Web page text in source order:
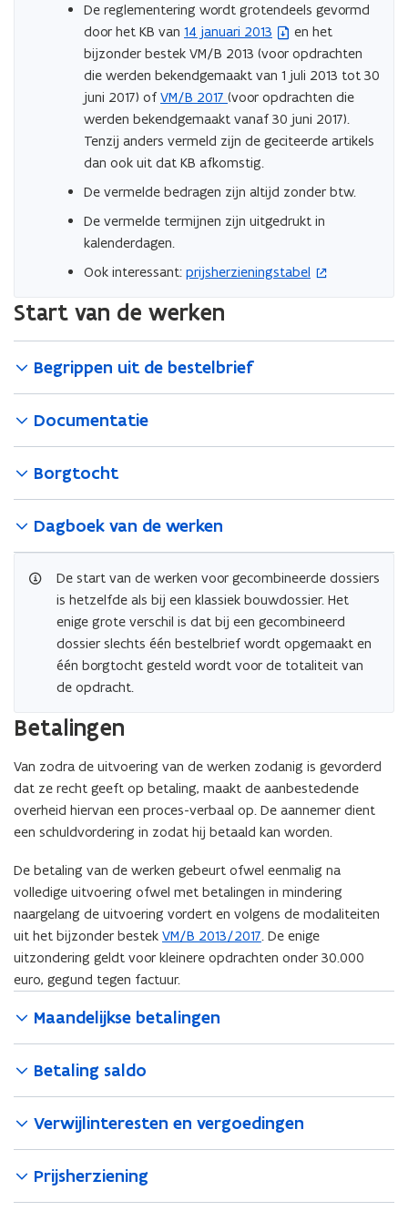
De reglementering wordt grotendeels gevormd
door het KB van 14 januari 2013
(
b
e
s
t
a
n
d
p
n
i
n
n
w
s
t
e
r
)
en het
bijzonder bestek VM/B 2013 (voor opdrachten
die werden bekendgemaakt van 1 juli 2013 tot 30
juni 2017) ofVM/B 2017 (voor opdrachten die
werden bekendgemaakt vanaf 30 juni 2017).
Tenzij anders vermeld zijn de geciteerde artikels
dan ook uit dat KB afkomstig.
De vermelde bedragen zijn altijd zonder btw.
De vermelde termijnen zijn uitgedrukt in
kalenderdagen.
Ook interessant: prijsherzieningstabel
(
p
e
n
n
w
v
e
n
s
t
e
Start van de werken
Begrippen uit de bestelbrief
Documentatie
Borgtocht
Dagboek van de werken
De start van de werken voor gecombineerde dossiers
is hetzelfde als bij een klassiek bouwdossier. Het
enige grote verschil is dat bij een gecombineerd
dossier slechts één bestelbrief wordt opgemaakt en
één borgtocht gesteld wordt voor de totaliteit van
de opdracht.
Betalingen
Van zodra de uitvoering van de werken zodanig is gevorderd
dat ze recht geeft op betaling, maakt de aanbestedende
overheid hiervan een proces-verbaal op. De aannemer dient
een schuldvordering in zodat hij betaald kan worden.
De betaling van de werken gebeurt ofwel eenmalig na
volledige uitvoering ofwel met betalingen in mindering
naargelang de uitvoering vordert en volgens de modaliteiten
uit het bijzonder bestek VM/B 2013/2017. De enige
uitzondering geldt voor kleinere opdrachten onder 30.000
euro, gegund tegen factuur.
Maandelijkse betalingen
Betaling saldo
Verwijlinteresten en vergoedingen
Prijsherziening